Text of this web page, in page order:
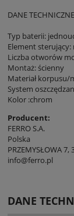
DANE TECHNICZNE
Typ baterii:
Element
Liczba otworów
Montaż: ścienny
Materiał korpusu/
System
Kolor :chrom
Producent:
FERRO S.A.
Polska
PRZEMYSŁOWA 7,
info@ferro.pl
DANE